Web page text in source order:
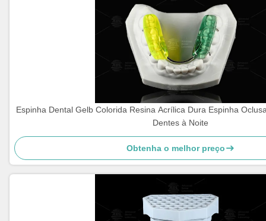
Espinha Dental Gelb Colorida Resina Acrílica Dura Espinha
Dentes à Noite
Obtenha o melhor preço